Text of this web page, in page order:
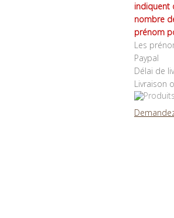
indiquent
nombre
prénom
Les
Paypal
Délai de
Livraison